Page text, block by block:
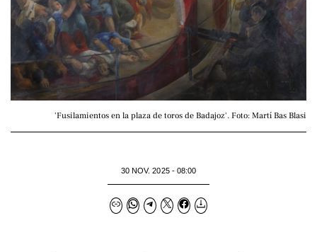
'Fusilamientos en la plaza de toros de Badajoz'. Foto: Martí Bas Blasi
30 NOV. 2025 - 08:00